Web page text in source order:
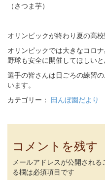
（さつま芋）
オリンピックが終わり夏の高校
オリンピックでは大きなコロ
野球も安全に開催してほしいと
選手の皆さんは日ごろの練習
います。
カテゴリー： 田んぼ園だより
コメントを残す
メールアドレスが公開される
る欄は必須項目です